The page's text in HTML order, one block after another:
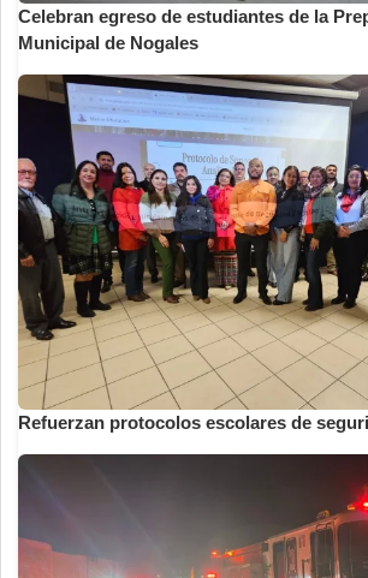
Celebran egreso de estudiantes de la
Municipal de Nogales
Refuerzan protocolos escolares de